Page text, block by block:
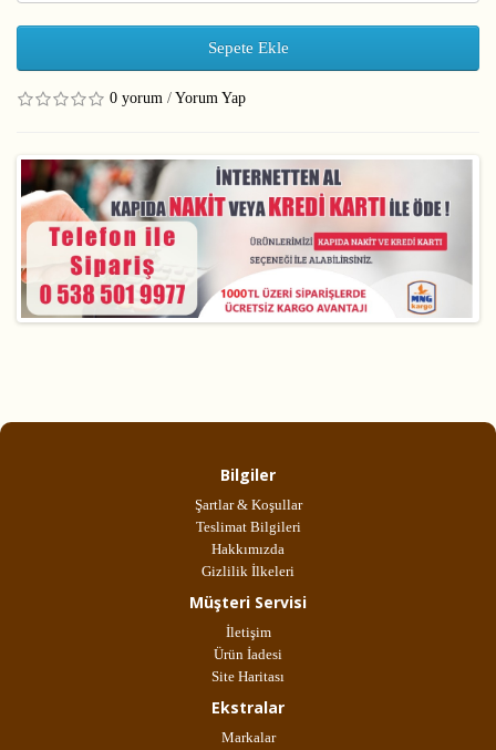
Sepete Ekle
0 yorum / Yorum Yap
Bilgiler
Şartlar & Koşullar
Teslimat Bilgileri
Hakkımızda
Gizlilik İlkeleri
Müşteri Servisi
İletişim
Ürün İadesi
Site Haritası
Ekstralar
Markalar